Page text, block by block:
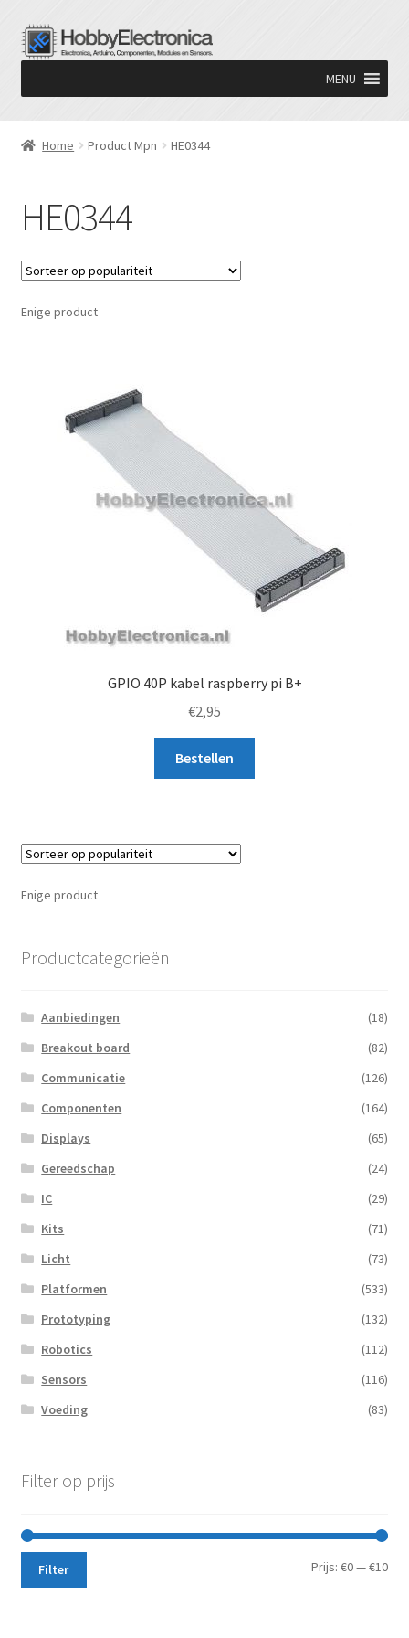
Ga
door
navigatie
Ga
naar
inhoud
MENU
Home Product Mpn HE0344
HE0344
Enige product
GPIO 40P kabel raspberry pi B+
€2,95
Bestellen
Enige product
Productcategorieën
Aanbiedingen
(18)
Breakout board
(82)
Communicatie
(126)
Componenten
(164)
Displays
(65)
Gereedschap
(24)
IC
(29)
Kits
(71)
Licht
(73)
Platformen
(533)
Prototyping
(132)
Robotics
(112)
Sensors
(116)
Voeding
(83)
Filter op prijs
Min.
Filter Prijs:€0—€10